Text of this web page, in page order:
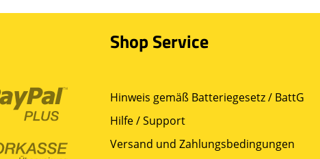
Shop Service
Hinweis gemäß Batteriegesetz / BattG
Hilfe / Support
Versand und Zahlungsbedingungen